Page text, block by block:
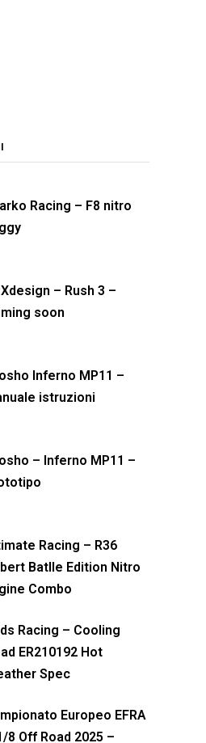
Racing – F8 nitro
– Rush 3 –
soon
Inferno MP11 –
istruzioni
– Inferno MP11 –
Racing – R36
Batlle Edition Nitro
Combo
Racing – Cooling
ER210192 Hot
Spec
Europeo EFRA
8 Off Road 2025 –